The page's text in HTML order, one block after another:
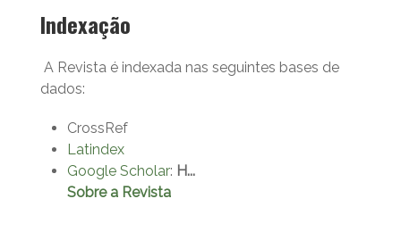
Indexação
A Revista é indexada nas seguintes bases de
dados:
CrossRef
Latindex
Google Scholar: H...
Sobre a Revista